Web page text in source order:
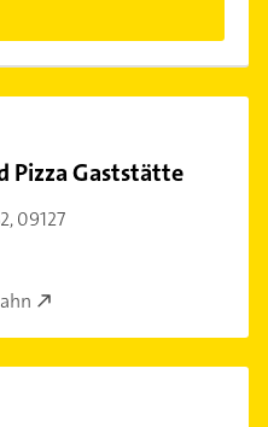
Pizza Gaststätte
09127